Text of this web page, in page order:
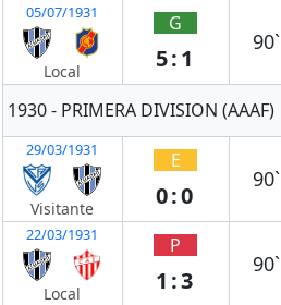
05/07/1931
Local
G
5:1
90`
1930 - PRIMERA DIVISION (AAAF)
29/03/1931
Visitante
E
0:0
90`
22/03/1931
Local
P
1:3
90`